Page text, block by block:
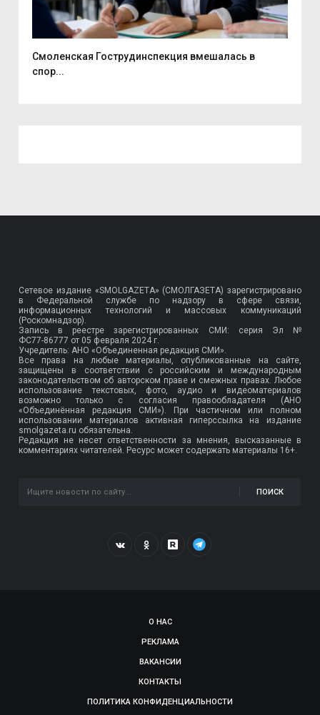
Смоленская Гострудинспекция вмешалась в
спор...
Сетевое издание «SMOLGAZETA» (СМОЛГАЗЕТА) зарегистрировано
в Федеральной службе по надзору в сфере связи,
информационных технологий и массовых коммуникаций
(Роскомнадзор).
Запись в реестре зарегистрированных СМИ: серия Эл №
ФС77-86777 от 05 февраля 2024 г.
Учредитель: АНО «Объединенная редакция СМИ».
Все права на любые материалы, опубликованные на сайте,
защищены в соответствии с российским и международным
законодательством об авторском праве и смежных правах. Любое
использование текстовых, фото, аудио и видеоматериалов
возможно только с согласия правообладателя (АНО
«Объединённая редакция СМИ»). При частичном или полном
использовании материалов активная гиперссылка на издание
smolgazeta.ru обязательна.
Редакция не несет ответственности за мнения, высказанные в
комментариях читателей. Ресурс может содержать материалы 16+.
ПОИСК
О НАС
РЕКЛАМА
ВАКАНСИИ
КОНТАКТЫ
ПОЛИТИКА КОНФИДЕНЦИАЛЬНОСТИ